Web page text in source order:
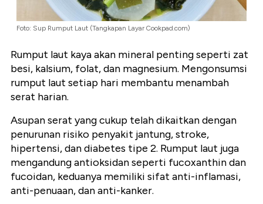
Foto: Sup Rumput Laut (Tangkapan Layar Cookpad.com)
Rumput laut kaya akan mineral penting seperti zat
besi, kalsium, folat, dan magnesium. Mengonsumsi
rumput laut setiap hari membantu menambah
serat harian.
Asupan serat yang cukup telah dikaitkan dengan
penurunan risiko penyakit jantung, stroke,
hipertensi, dan diabetes tipe 2. Rumput laut juga
mengandung antioksidan seperti fucoxanthin dan
fucoidan, keduanya memiliki sifat anti-inflamasi,
anti-penuaan, dan anti-kanker.